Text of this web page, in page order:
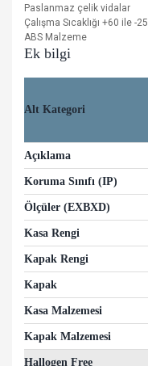
Paslanmaz çelik vidalar
Çalışma Sıcaklığı +60 ile -25
ABS Malzeme
Ek bilgi
Alt Kategori
Açıklama
Koruma Sınıfı (IP)
Ölçüler (EXBXD)
Kasa Rengi
Kapak Rengi
Kapak
Kasa Malzemesi
Kapak Malzemesi
Hallogen Free